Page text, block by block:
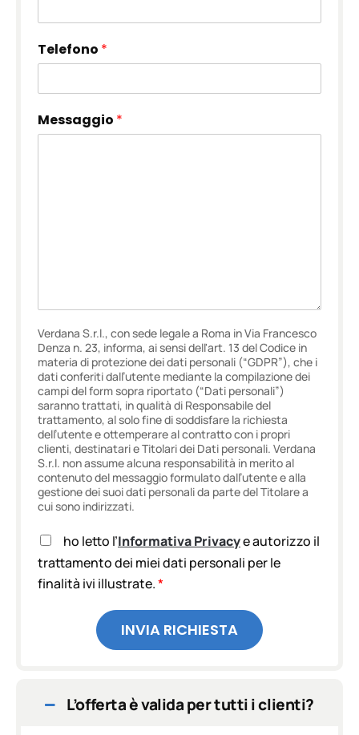
Telefono *
Messaggio *
Verdana S.r.l., con sede legale a Roma in Via Francesco
Denza n. 23, informa, ai sensi dell'art. 13 del Codice in
materia di protezione dei dati personali (“GDPR”), che i
dati conferiti dall’utente mediante la compilazione dei
campi del form sopra riportato (“Dati personali”)
saranno trattati, in qualità di Responsabile del
trattamento, al solo fine di soddisfare la richiesta
dell’utente e ottemperare al contratto con i propri
clienti, destinatari e Titolari dei Dati personali. Verdana
S.r.l. non assume alcuna responsabilità in merito al
contenuto del messaggio formulato dall’utente e alla
gestione dei suoi dati personali da parte del Titolare a
cui sono indirizzati.
A
c
e
ho letto l’Informativa Privacye autorizzo il
trattamento dei miei dati personali per le
finalità ivi illustrate.*
INVIA RICHIESTA
L’offerta è valida per tutti i clienti?